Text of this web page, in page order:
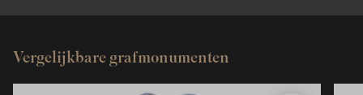
Vergelijkbare grafmonumenten